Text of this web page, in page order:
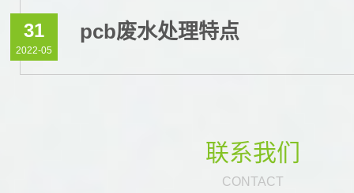
31
2022-05
pcb废水处理特点
联系我们
CONTACT